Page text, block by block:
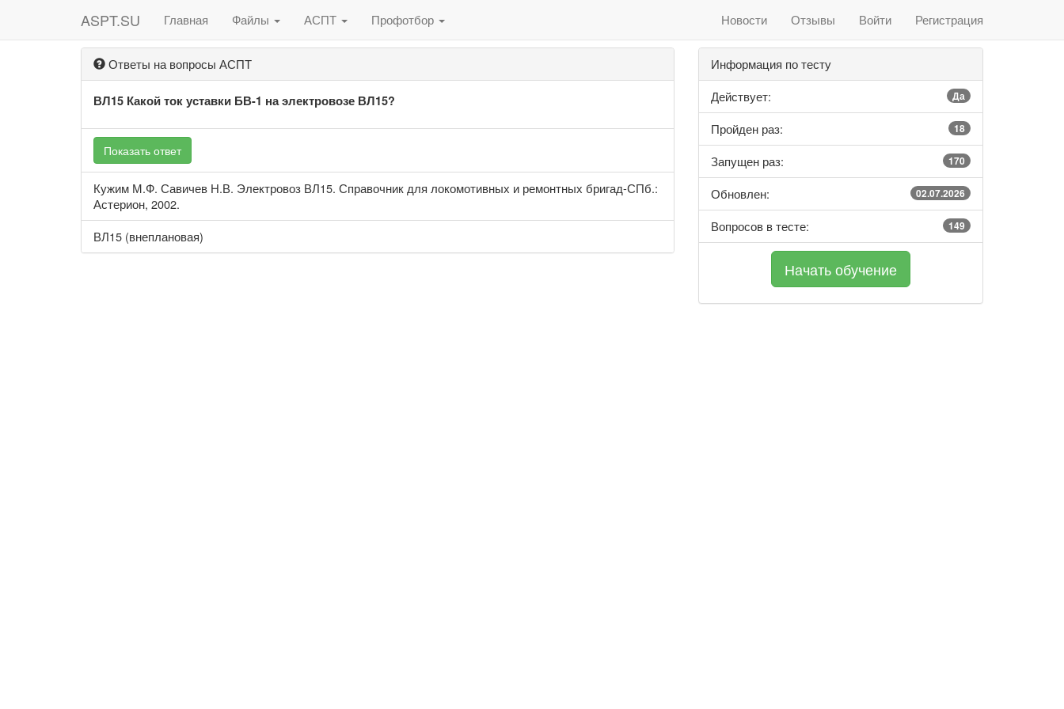
ASPT.SU Главная Файлы АСПТ Профотбор Новости Отзывы Войти Регистрация
Ответы на вопросы АСПТ
ВЛ15 Какой ток уставки БВ-1 на электровозе ВЛ15?
Показать ответ
Кужим М.Ф. Савичев Н.В. Электровоз ВЛ15. Справочник для локомотивных и ремонтных бригад-СПб.:
Астерион, 2002.
ВЛ15 (внеплановая)
Информация по тесту
Действует:
Да
Пройден раз: 18
Запущен раз: 170
Обновлен: 02.07.2026
Вопросов в тесте: 149